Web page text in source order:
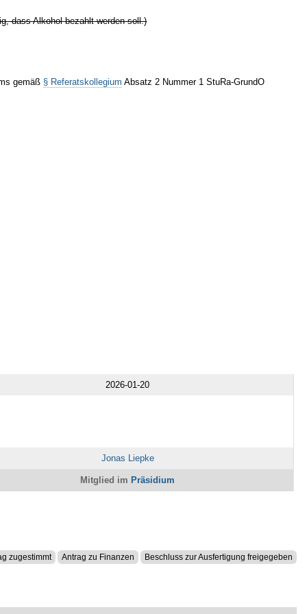
dass Alkohol bezahlt werden soll.)
gemäß § Referatskollegium Absatz 2 Nummer 1 StuRa-GrundO
2026-01-20
Jonas Liepke
Mitglied imPräsidium
zugestimmt Antrag zu Finanzen Beschluss zur Ausfertigung freigegeben